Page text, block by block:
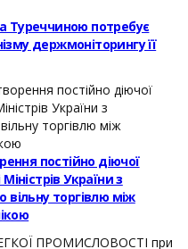
Туреччиною потребує
держмоніторингу її
постійно діючої
України з
вільну торгівлю між